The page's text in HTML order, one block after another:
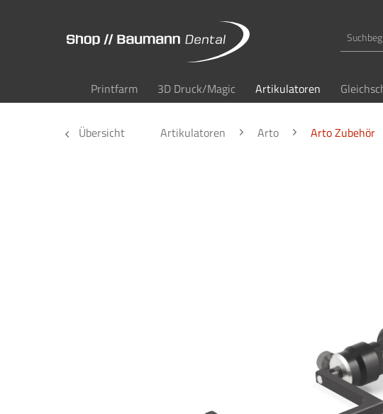
Printfarm 3D Druck/Magic Artikulatoren
Übersicht Artikulatoren Arto Arto Zubehör